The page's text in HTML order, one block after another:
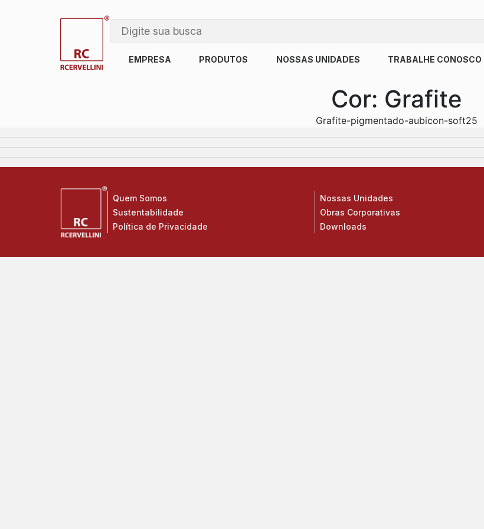
EMPRESA PRODUTOS NOSSAS UNIDADES TRABALHE CONOSCO
Cor: Grafite
Grafite-pigmentado-aubicon-soft25
Quem Somos
Sustentabilidade
Política de Privacidade
Nossas Unidades
Obras Corporativas
Downloads